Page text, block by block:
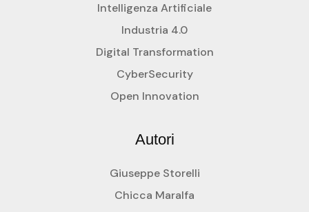
Intelligenza Artificiale
Industria 4.0
Digital Transformation
CyberSecurity
Open Innovation
Autori
Giuseppe Storelli
Chicca Maralfa